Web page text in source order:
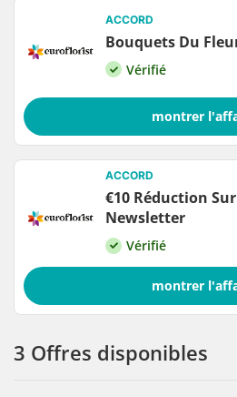
3 Offres disponibles
ACCORD
Bouquets Du
Vérifié
montrer
ACCORD
€10 Réduction
Newsletter
Vérifié
montrer